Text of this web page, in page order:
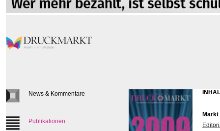
News & Kommentare
Publikationen
Markt